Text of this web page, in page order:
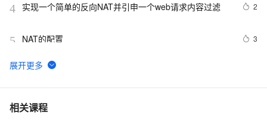
4 实现一个简单的反向NAT并引申一个web请求内容过滤 2
5 NAT的配置 3
6 一个以太口做Nat实例
7 ensp中nat server 公网访问内网服务器
相关课程